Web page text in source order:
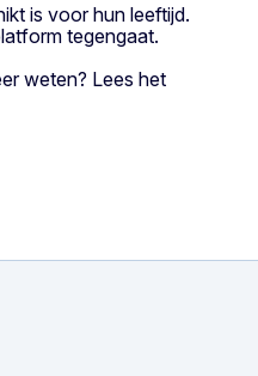
is voor hun leeftijd.
tegengaat.
weten? Lees het